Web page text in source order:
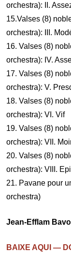
orchestra): II.
15.Valses (8)
orchestra): III.
16. Valses (8)
orchestra): IV.
17. Valses (8)
orchestra): V.
18. Valses (8)
orchestra): VI. Vif
19. Valses (8)
orchestra): VII.
20. Valses (8)
orchestra): VIII.
21. Pavane pour
orchestra)
Jean-Efflam
BAIXE AQUI —